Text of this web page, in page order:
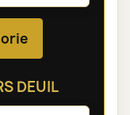
DEUIL